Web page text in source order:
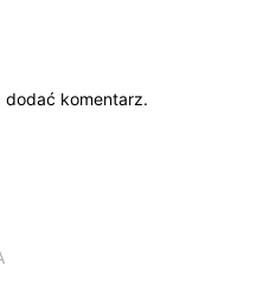
dodać komentarz.